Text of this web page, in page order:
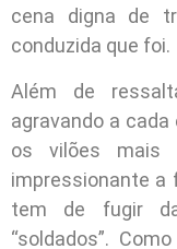
cena digna de
conduzida que foi.
Além de
agravando a cada
os vilões mais
impressionante a
tem de fugir
“soldados”.